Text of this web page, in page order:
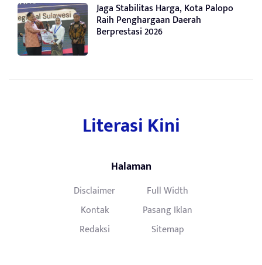
Jaga Stabilitas Harga, Kota Palopo
Raih Penghargaan Daerah
Berprestasi 2026
Literasi Kini
Halaman
Disclaimer
Full Width
Kontak
Pasang Iklan
Redaksi
Sitemap